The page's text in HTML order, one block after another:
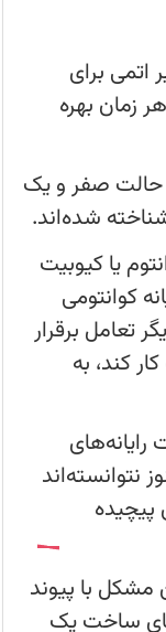
اتمی برای
زمان بهره
حالت صفر و یک
شده‌اند.
یا کیوبیت
کوانتومی
تعامل برقرار
کند، به
نتوانسته‌اند
مشکل با پیوند
ساخت یک